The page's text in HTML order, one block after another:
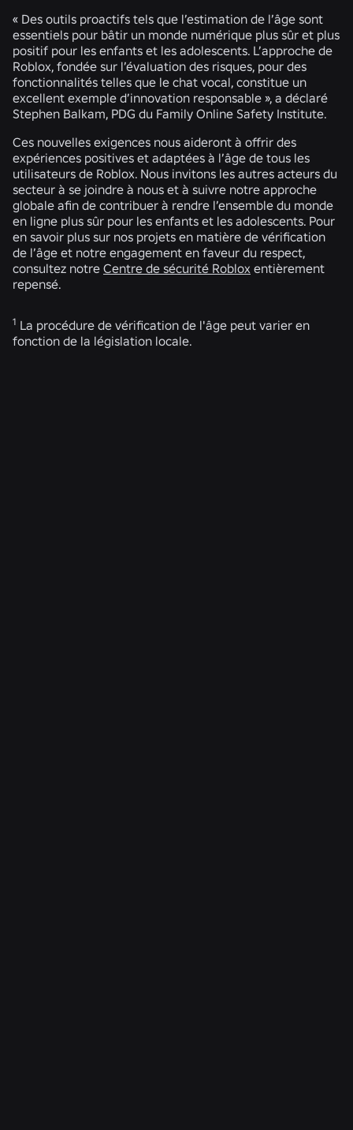
« Des outils proactifs tels que l’estimation de l’âge sont
essentiels pour bâtir un monde numérique plus sûr et plus
positif pour les enfants et les adolescents. L’approche de
Roblox, fondée sur l’évaluation des risques, pour des
fonctionnalités telles que le chat vocal, constitue un
excellent exemple d’innovation responsable », a déclaré
Stephen Balkam, PDG du Family Online Safety Institute.
Ces nouvelles exigences nous aideront à offrir des
expériences positives et adaptées à l’âge de tous les
utilisateurs de Roblox. Nous invitons les autres acteurs du
secteur à se joindre à nous et à suivre notre approche
globale afin de contribuer à rendre l’ensemble du monde
en ligne plus sûr pour les enfants et les adolescents. Pour
en savoir plus sur nos projets en matière de vérification
de l’âge et notre engagement en faveur du respect,
consultez notre Centre de sécurité Roblox entièrement
repensé.
1 La procédure de vérification de l'âge peut varier en
fonction de la législation locale.